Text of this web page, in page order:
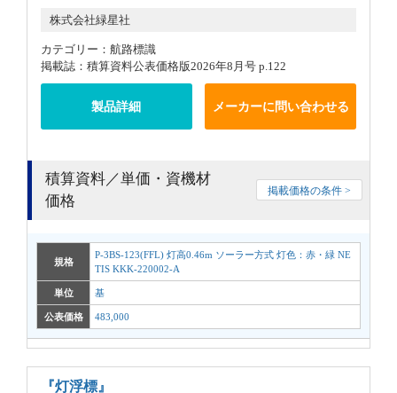
株式会社緑星社
カテゴリー：航路標識
掲載誌：積算資料公表価格版2026年8月号 p.122
製品詳細 メーカーに問い合わせる
積算資料／単価・資機材
価格
掲載価格の条件 >
規格
P-3BS-123(FFL) 灯高0.46m ソーラー方式 灯色：赤・緑 NE
TIS KKK-220002-A
単位 基
公表価格 483,000
『灯浮標』